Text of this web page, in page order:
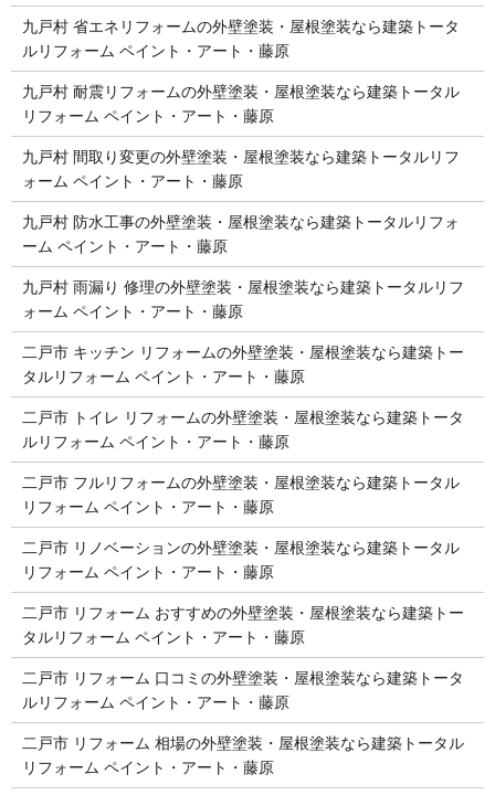
九戸村 省エネリフォームの外壁塗装・屋根塗装なら建築トータ
ルリフォーム ペイント・アート・藤原
九戸村 耐震リフォームの外壁塗装・屋根塗装なら建築トータル
リフォーム ペイント・アート・藤原
九戸村 間取り変更の外壁塗装・屋根塗装なら建築トータルリフ
ォーム ペイント・アート・藤原
九戸村 防水工事の外壁塗装・屋根塗装なら建築トータルリフォ
ーム ペイント・アート・藤原
九戸村 雨漏り 修理の外壁塗装・屋根塗装なら建築トータルリフ
ォーム ペイント・アート・藤原
二戸市 キッチン リフォームの外壁塗装・屋根塗装なら建築トー
タルリフォーム ペイント・アート・藤原
二戸市 トイレ リフォームの外壁塗装・屋根塗装なら建築トータ
ルリフォーム ペイント・アート・藤原
二戸市 フルリフォームの外壁塗装・屋根塗装なら建築トータル
リフォーム ペイント・アート・藤原
二戸市 リノベーションの外壁塗装・屋根塗装なら建築トータル
リフォーム ペイント・アート・藤原
二戸市 リフォーム おすすめの外壁塗装・屋根塗装なら建築トー
タルリフォーム ペイント・アート・藤原
二戸市 リフォーム 口コミの外壁塗装・屋根塗装なら建築トータ
ルリフォーム ペイント・アート・藤原
二戸市 リフォーム 相場の外壁塗装・屋根塗装なら建築トータル
リフォーム ペイント・アート・藤原